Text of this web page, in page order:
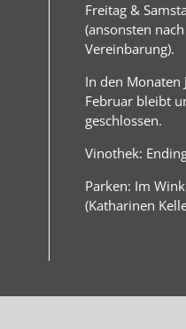
Freitag &
(ansonsten nach
Vereinbarung).
In den Monaten
Februar bleibt
geschlossen.
Vinothek:
Parken: Im
(Katharinen